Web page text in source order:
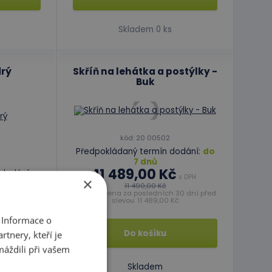
Skladem 0 ks
Skříň na lehátka a postýlky -
Buk
kód: 20 00502
Předpokládaný termín dodání: do
7 dnů
11 489,00 Kč s DPH
11 490,00 Kč
Nejnižší cena za posledních 30 dní před
slevou: 11 489,00 Kč
Do košíku
Skladem
×
o
kteří je
při vašem